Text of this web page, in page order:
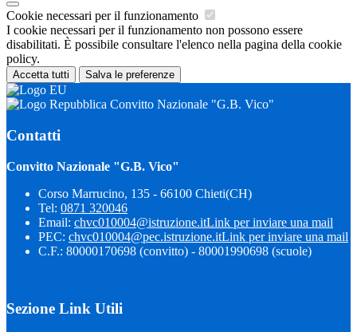
Cookie necessari per il funzionamento
I cookie necessari per il funzionamento non possono essere
disabilitati. È possibile consultare l'elenco nella pagina della cookie
policy.
Accetta tutti Salva le preferenze
Convitto Nazionale "G.B. Vico"
Contatti
Convitto Nazionale "G.B. Vico"
Corso Marrucino, 135 - 66100 Chieti(CH)
Tel: 0871 320046
Email: chvc010004@istruzione.itLink per inviare una mail
PEC: chvc010004@pec.istruzione.itLink per inviare una mail
C.F.: 80000170698 (convitto) - 80001990698 (scuole)
Sezione Link Utili